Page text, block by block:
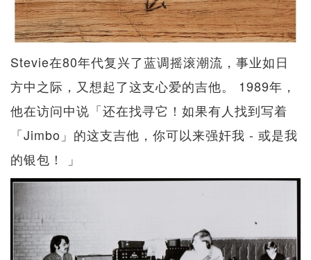
Stevie在80年代复兴了蓝调摇滚潮流，事业如日
方中之际，又想起了这支心爱的吉他。 1989年，
他在访问中说「还在找寻它！如果有人找到写着
「Jimbo」的这支吉他，你可以来强奸我 - 或是我
的银包！ 」